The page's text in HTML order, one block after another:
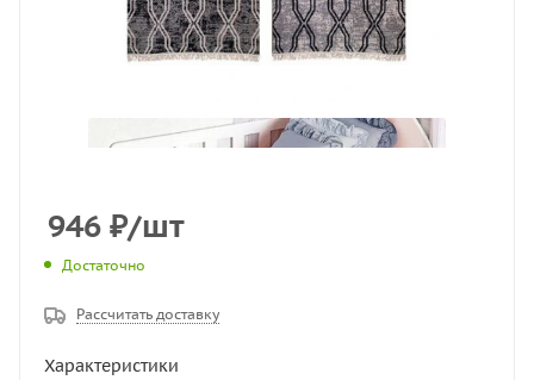
946 ₽/шт
Достаточно
Рассчитать доставку
Характеристики